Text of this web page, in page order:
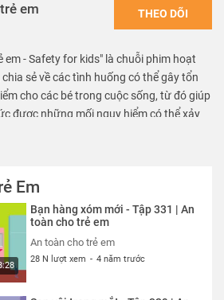
em THEO DÕI
em - Safety for kids" là chuỗi phim hoạt
sẻ về các tình huống có thể gây tổn
cho các bé trong cuộc sống, từ đó giúp
được những mối nguy hiểm có thể xảy
lại môi trường phát triển an toàn, lành
of children. SK VN provide free
and materials of kid safety.
Em
Bạn hàng xóm mới - Tập 331 | An
toàn cho trẻ em
An toàn cho trẻ em
28 N lượt xem - 4 năm trước